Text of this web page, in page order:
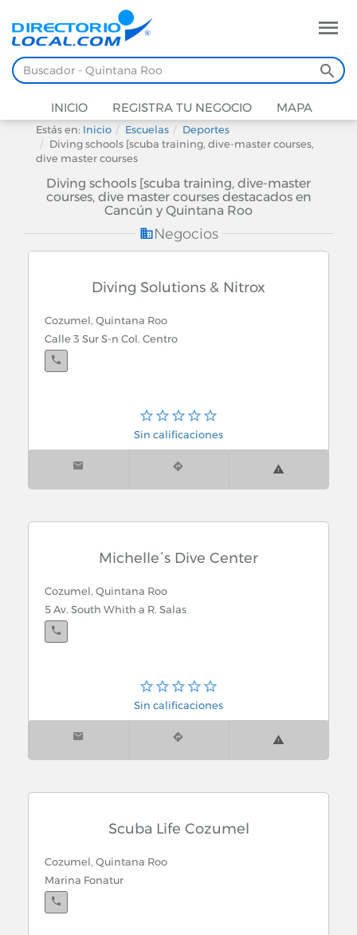
INICIO REGISTRA TU NEGOCIO MAPA
Estás en: Inicio Escuelas
Deportes
Diving schools [scuba training, dive-master courses,
dive master courses
Diving schools [scuba training, dive-master
courses, dive master courses destacados en
Cancún y Quintana Roo
Negocios
Diving Solutions & Nitrox
Cozumel, Quintana Roo
Calle 3 Sur S-n Col. Centro
Sin calificaciones
Michelle´s Dive Center
Cozumel, Quintana Roo
5 Av. South Whith a R. Salas
Sin calificaciones
Scuba Life Cozumel
Cozumel, Quintana Roo
Marina Fonatur